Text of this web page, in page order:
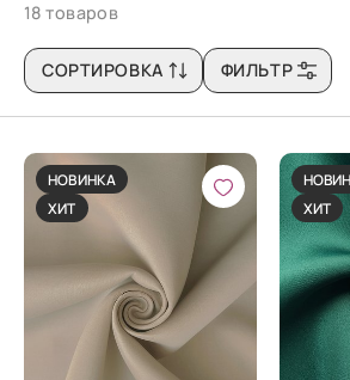
18 товаров
СОРТИРОВКА ФИЛЬТР
НОВИНКА
ХИТ
ХИТ